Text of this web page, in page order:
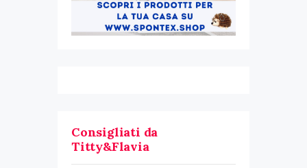
Consigliati da
Titty&Flavia